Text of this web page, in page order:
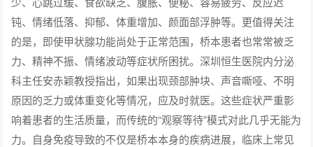
钝、情绪低落、抑郁、体重增加、颜面部浮肿等。更值得关注
的是，即使甲状腺功能尚处于正常范围，桥本患者也常常被乏
力、精神不振、情绪波动等症状所困扰。深圳恒生医院内分泌
科主任安赤颖教授指出，如果出现颈部肿块、声音嘶哑、不明
原因的乏力或体重变化等情况，应及时就医。这些症状严重影
响着患者的生活质量，而传统的“观察等待”模式对此几乎无能为
力。自身免疫导致的不仅是桥本本身的疾病进展，临床上常见